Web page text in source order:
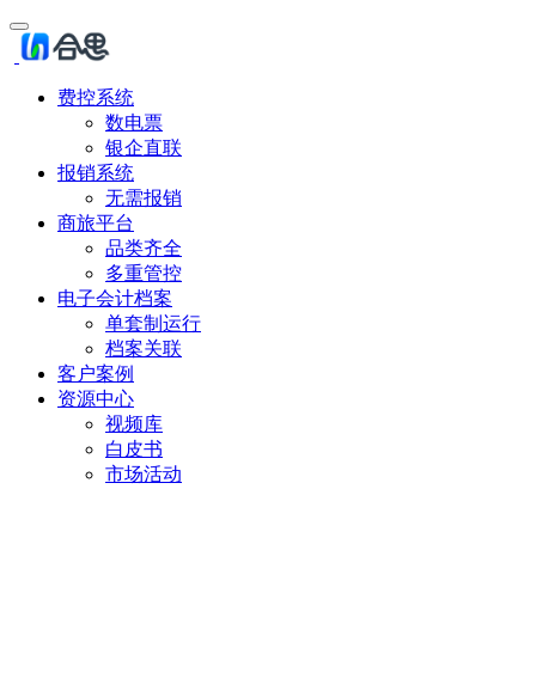
费控系统
数电票
银企直联
报销系统
无需报销
商旅平台
品类齐全
多重管控
电子会计档案
单套制运行
档案关联
客户案例
资源中心
视频库
白皮书
市场活动